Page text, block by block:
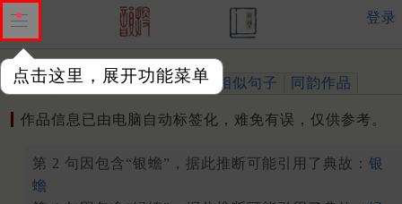
点击这里，展开功能菜单
登录
作品 标注四声 出处、引用 相似句子 同韵作品
作品信息已由电脑自动标签化，难免有误，仅供参考。
第 2 句因包含“银蟾”，据此推断可能引用了典故： 银
蟾